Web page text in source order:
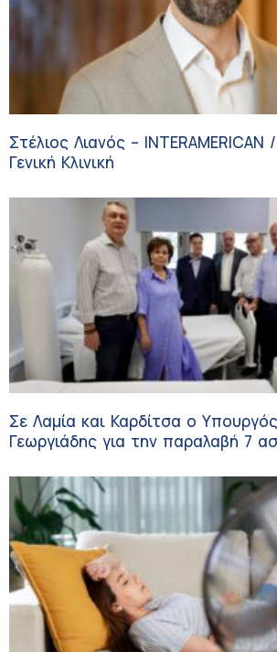
Στέλιος Λιανός – INTERAMERICAN
Γενική Κλινική
Σε Λαμία και Καρδίτσα ο
Γεωργιάδης για την παραλαβή 7